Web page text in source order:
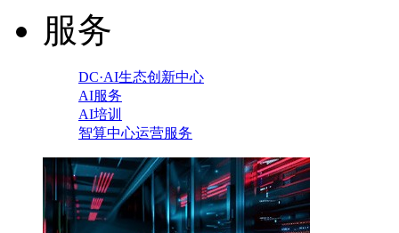
服务
DC·AI生态创新中心
AI服务
AI培训
智算中心运营服务